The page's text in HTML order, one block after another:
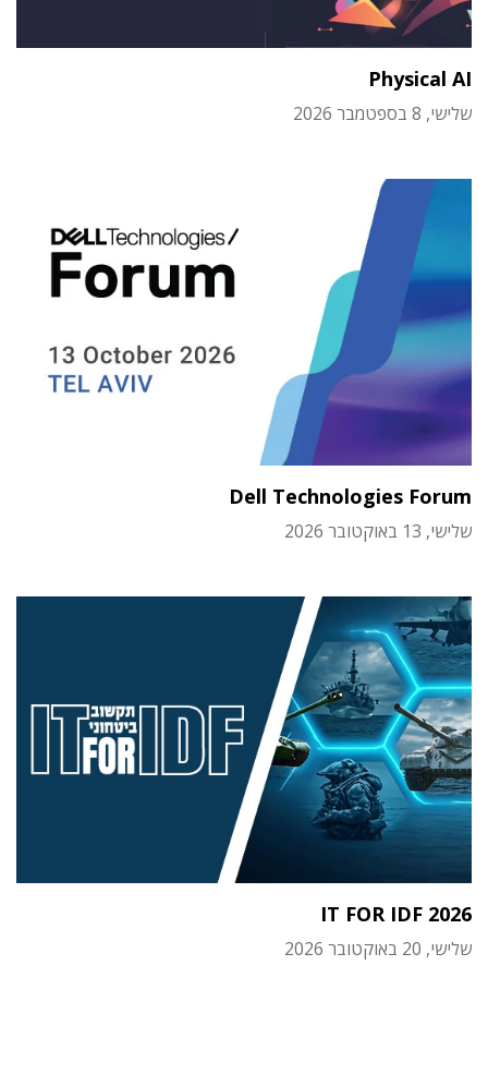
Physical AI
שלישי, 8 בספטמבר 2026
Dell Technologies Forum
שלישי, 13 באוקטובר 2026
IT FOR IDF 2026
שלישי, 20 באוקטובר 2026